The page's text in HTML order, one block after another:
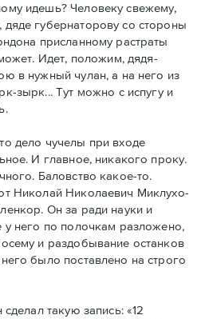
идешь? Человеку свежему,
губернаторову со стороны
присланному растраты
Идет, положим, дядя-
в нужный чулан, а на него из
зырк... Тут можно с испугу и
дело чучелы при входе
И главное, никакого проку.
Баловство какое-то.
Николай Николаевич Миклухо-
Он за ради науки и
у него по полочкам разложено,
и раздобывание останков
было поставлено на строго
такую запись: «12